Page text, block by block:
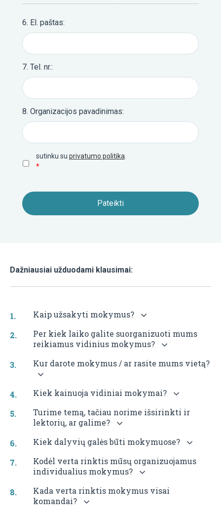
5
METU
6
UOTI
7
8
6. El. paštas:
7. Tel. nr.:
8. Organizacijos pavadinimas:
Privatumo
politika
sutinku su privatumo politika
*
Dažniausiai užduodami klausimai:
Kaip užsakyti mokymus?
Per kiek laiko galite suorganizuoti mums
reikiamus vidinius mokymus?
Kur darote mokymus / ar rasite mums vietą?
Kiek kainuoja vidiniai mokymai?
Turime temą, tačiau norime išsirinkti ir
lektorių, ar galime?
Kiek dalyvių galės būti mokymuose?
Kodėl verta rinktis mūsų organizuojamus
individualius mokymus?
Kada verta rinktis mokymus visai
komandai?